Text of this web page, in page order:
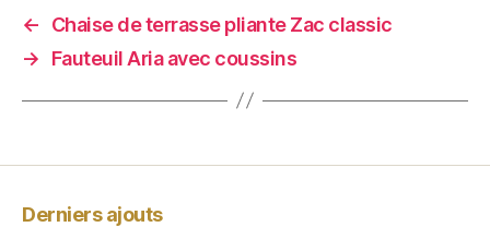
←
Chaise de terrasse pliante Zac classic
→
Fauteuil Aria avec coussins
Derniers ajouts